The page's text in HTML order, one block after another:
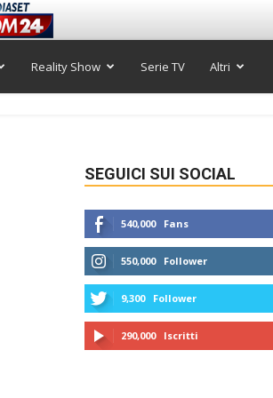
Reality Show Serie TV Altri
SEGUICI SUI SOCIAL
540,000 Fans
550,000 Follower
9,300 Follower
290,000 Iscritti